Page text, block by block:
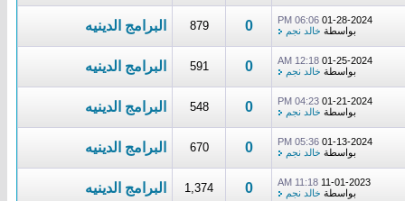
01-28-2024
06:06 PM
بواسطة خالد نجم 0
879 البرامج الدينيه
01-25-2024
12:18 AM
بواسطة خالد نجم 0
591 البرامج الدينيه
01-21-2024
04:23 PM
بواسطة خالد نجم 0
548 البرامج الدينيه
01-13-2024
05:36 PM
بواسطة خالد نجم 0
670 البرامج الدينيه
11-01-2023
11:18 AM
بواسطة خالد نجم 0
1,374 البرامج الدينيه